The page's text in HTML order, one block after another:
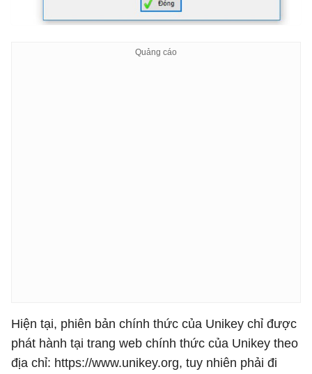
Hiện tại, phiên bản chính thức của Unikey chỉ được
phát hành tại trang web chính thức của Unikey theo
địa chỉ: https://www.unikey.org, tuy nhiên phải đi